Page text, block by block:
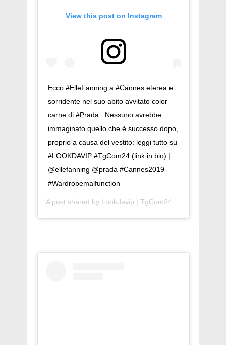
View this post on Instagram
Ecco #ElleFanning a #Cannes eterea e
sorridente nel suo abito avvitato color
carne di #Prada . Nessuno avrebbe
immaginato quello che è successo dopo,
proprio a causa del vestito: leggi tutto su
#LOOKDAVIP #TgCom24 (link in bio) |
@ellefanning @prada #Cannes2019
#Wardrobemalfunction
A post shared by Lookdavip | TgCom24